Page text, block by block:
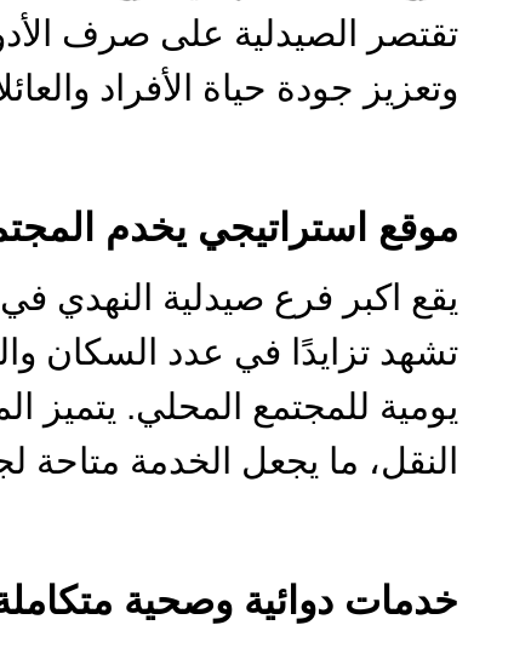
تقتصر الصيدلية على صرف
وتعزيز جودة حياة الأفراد
موقع استراتيجي يخدم
يقع اكبر فرع صيدلية النهدي في
تشهد تزايدًا في عدد السكان
يومية للمجتمع المحلي. يتميز
النقل، ما يجعل الخدمة متاحة
خدمات دوائية وصحية